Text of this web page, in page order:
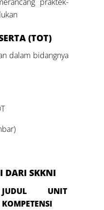
(TOT)
dalam bidangnya
DARI SKKNI
JUDUL UNIT
KOMPETENSI